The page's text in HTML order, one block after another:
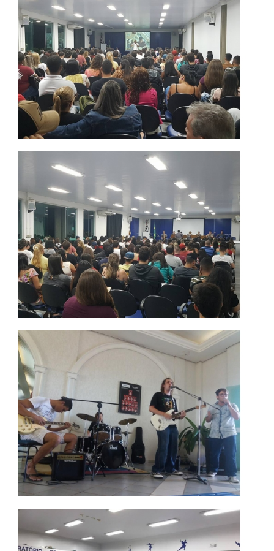
ANAIS EICI
UNIESP NEWS
BOLETINS
REPOSITÓRIO
AVALIAÇÕES
CORPO DOCENTE
ESTATUTOS
MANUAIS
PDI
POLÍTICAS
PORTARIAS
REGIMENTOS
REGULAMENTOS
LOGIN
WEBMAIL
PORTAL DE ALUNOS